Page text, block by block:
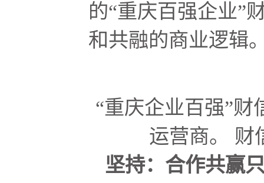
的“重庆百强企业”
和共融的商业逻辑
“重庆企业百强”
运营商。 财
坚持：合作共赢